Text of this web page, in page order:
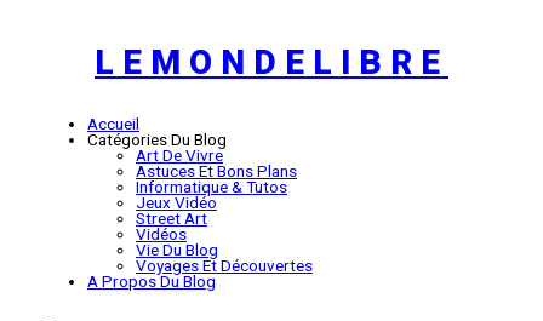
LEMONDELIBRE
Accueil
Catégories Du Blog
Art De Vivre
Astuces Et Bons Plans
Informatique & Tutos
Jeux Vidéo
Street Art
Vidéos
Vie Du Blog
Voyages Et Découvertes
A Propos Du Blog